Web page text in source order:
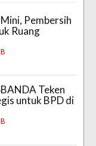
Pembersih
Ruang
Teken
untuk BPD di